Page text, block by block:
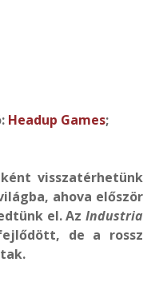
Headup Games;
visszatérhetünk
ahova először
el. Az Industria
de a rossz